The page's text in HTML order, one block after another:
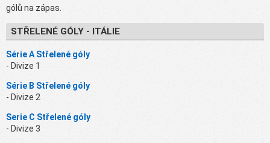
gólů na zápas.
STŘELENÉ GÓLY - ITÁLIE
Série A Střelené góly
- Divize 1
Série B Střelené góly
- Divize 2
Serie C Střelené góly
- Divize 3